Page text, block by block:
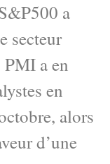
a
secteur
a en
en
alors
d’une